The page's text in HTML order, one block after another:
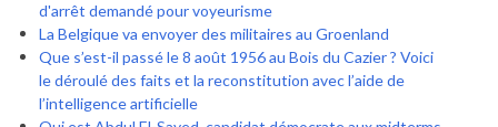
d'arrêt demandé pour voyeurisme
La Belgique va envoyer des militaires au Groenland
Que s’est-il passé le 8 août 1956 au Bois du Cazier ? Voici
le déroulé des faits et la reconstitution avec l’aide de
l’intelligence artificielle